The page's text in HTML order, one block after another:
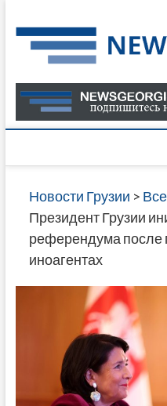
to
content
Новости Грузии >
Президент Грузии
референдума после
иноагентах